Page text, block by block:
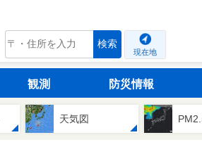
tenki.jp 検索
現在地
観測 防災情報
天気図